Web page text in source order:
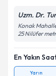
Uzm. Dr.
Konak
25 Nilüfer
En Yakın
Yarın